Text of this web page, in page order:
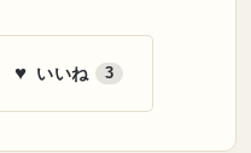
♥ いいね 3